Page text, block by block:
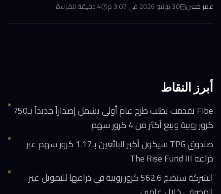
عمر حسن 30 يونيو 2026 في 3:07 م 4دقيقة للقراءة
أبرز النقاط
Fibe تقدمت بطلب طرح عام أولي يشمل إصداراً جديداً بـ750
كرور روبية وبيع أكثر من 4 كرور سهم
صندوق TPG سيكون أكبر البائعين بـ1.17 كرور سهم عبر
ذراعه The Rise Fund III
الشركة ستضخ 562.6 كرور روبية في ذراعها للتمويل غير